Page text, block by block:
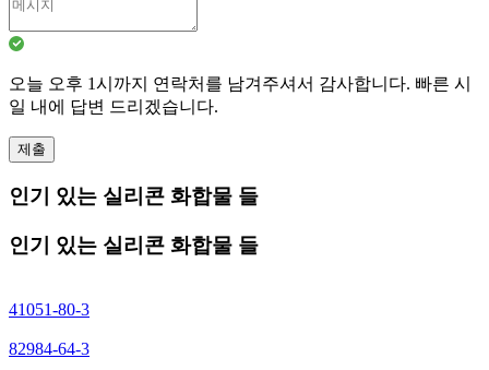
오늘 오후 1시까지 연락처를 남겨주셔서 감사합니다. 빠른 시
일 내에 답변 드리겠습니다.
제출
인기 있는 실리콘 화합물 들
인기 있는 실리콘 화합물 들
41051-80-3
82984-64-3